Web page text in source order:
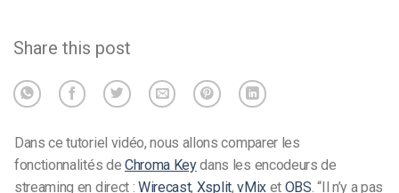
Share this post
Dans ce tutoriel vidéo, nous allons comparer les
fonctionnalités de Chroma Keydans les encodeurs de
streaming en direct : Wirecast, Xsplit,vMix et OBS. “Il n’y a pas